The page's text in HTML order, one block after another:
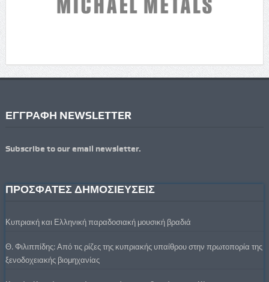
ΕΓΓΡΑΦΗ NEWSLETTER
Subscribe to our email newsletter.
ΠΡΟΣΦΑΤΕΣ ΔΗΜΟΣΙΕΥΣΕΙΣ
Κυπριακή και Ελληνική παραδοσιακή μουσική βραδιά
Θ. Φιλιππίδης: Από τις ρίζες της κυπριακής υπαίθρου στην πρωτοπορία της
ξενοδοχειακής βιομηχανίας